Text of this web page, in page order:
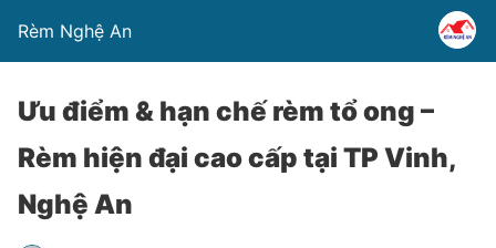
Rèm Nghệ An
Ưu điểm & hạn chế rèm tổ ong –
Rèm hiện đại cao cấp tại TP Vinh,
Nghệ An